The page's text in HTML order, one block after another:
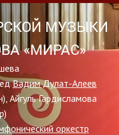
МУЗЫКИ
«МИРАС»
Вадим Дулат-Алеев
Айгуль Гардисламова
оркестр